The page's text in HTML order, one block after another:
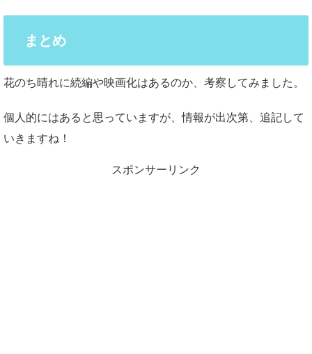
まとめ
花のち晴れに続編や映画化はあるのか、考察してみました。
個人的にはあると思っていますが、情報が出次第、追記して
いきますね！
スポンサーリンク